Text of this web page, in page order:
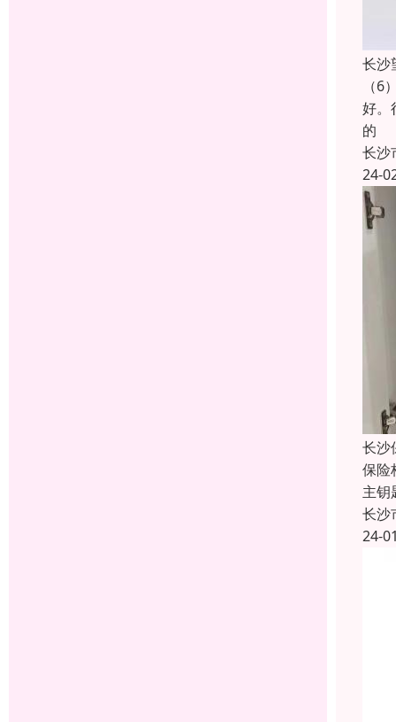
长沙
（
好。
的
长沙
24-
长沙
保险
主钥
长沙
24-